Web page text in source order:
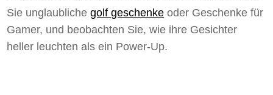
Sie unglaublichegolf geschenke oder Geschenke für
Gamer, und beobachten Sie, wie ihre Gesichter
heller leuchten als ein Power-Up.